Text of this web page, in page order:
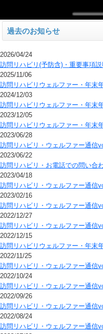
過去のお知らせ
2026/04/24
訪問リハビリ(予防含)・重要事項説
2025/11/06
訪問リハビリウェルファー・年末
2024/12/03
訪問リハビリウェルファー・年末
2023/12/05
訪問リハビリウェルファー・年末
2023/06/28
訪問リハビリ・ウェルファー通信
2023/06/22
訪問リハビリ・お電話での問い合
2023/04/18
訪問リハビリ・ウェルファー通信
2023/02/16
訪問リハビリ・ウェルファー通信
2022/12/27
訪問リハビリ・ウェルファー通信
2022/12/15
訪問リハビリウェルファー・年末
2022/11/25
訪問リハビリ・ウェルファー通信
2022/10/24
訪問リハビリ・ウェルファー通信
2022/09/26
訪問リハビリ・ウェルファー通信
2022/08/24
訪問リハビリ・ウェルファー通信